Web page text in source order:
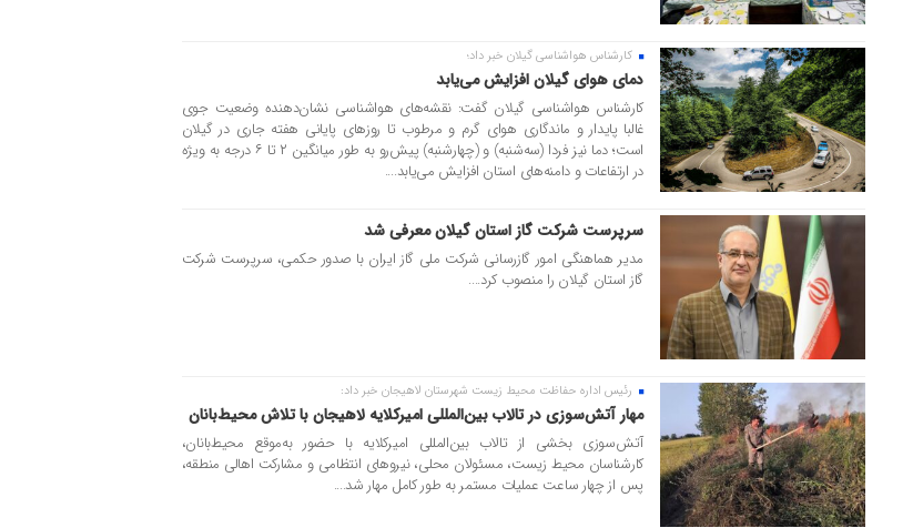
۱۲ مرداد ۱۴۰۵
کارشناس هواشناسی گیلان خبر داد؛
دمای هوای گیلان افزایش می‌یابد
کارشناس هواشناسی گیلان گفت: نقشه‌های هواشناسی نشان‌دهنده وضعیت جوی
غالبا پایدار و ماندگاری هوای گرم و مرطوب تا روزهای پایانی هفته جاری در گیلان
است؛ دما نیز فردا (سه‌شنبه) و (چهارشنبه) پیش‌رو به طور میانگین ۲ تا ۶ درجه به ویژه
در ارتفاعات و دامنه‌های استان افزایش می‌یابد....
سرپرست شرکت گاز استان گیلان معرفی شد
مدیر هماهنگی امور گازرسانی شرکت ملی گاز ایران با صدور حکمی، سرپرست شرکت
گاز استان گیلان را منصوب کرد....
۱۲ مرداد ۱۴۰۵
رئیس اداره حفاظت محیط زیست شهرستان لاهیجان خبر داد:
مهار آتش‌سوزی در تالاب بین‌المللی امیرکلایه لاهیجان با تلاش محیط‌بانان
آتش‌سوزی بخشی از تالاب بین‌المللی امیرکلایه با حضور به‌موقع محیط‌بانان،
کارشناسان محیط زیست، مسئولان محلی، نیروهای انتظامی و مشارکت اهالی منطقه،
پس از چهار ساعت عملیات مستمر به طور کامل مهار شد....